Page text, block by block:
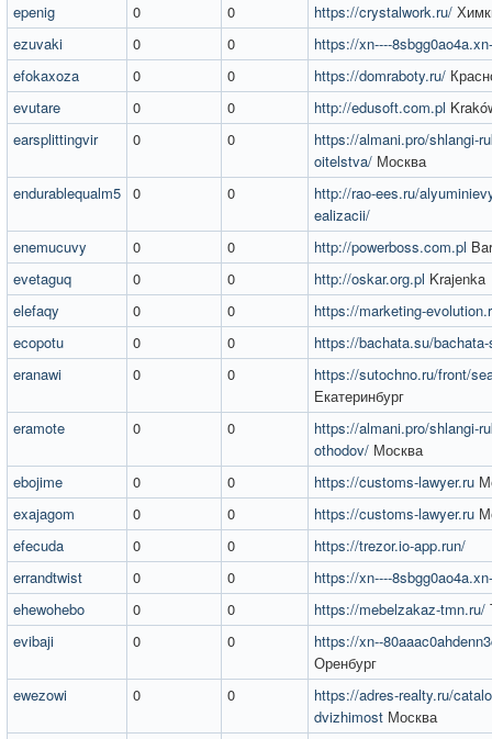
epenig
0 0 https://crystalwork.ru/
ezuvaki
0 0
https://xn----
efokaxoza
0 0 https://domraboty.ru/
evutare
0 0 http://edusoft.com.pl
earsplittingvir
0 0
https://almani.pro/shlangi-
oitelstva/ Москва
endurablequalm5 0 0
http://rao-ees.ru/
ealizacii/
enemucuvy
0 0 http://powerboss.com.pl
evetaguq
0 0 http://oskar.org.pl Krajenka
elefaqy
0 0
https://marketing-
ecopotu
0 0
https://bachata.su/
eranawi
0 0
https://sutochno.ru/front/
Екатеринбург
eramote
0 0
https://almani.pro/shlangi-
othodov/ Москва
ebojime
0 0 https://customs-lawyer.ru
exajagom
0 0 https://customs-lawyer.ru
efecuda
0 0
https://trezor.io-app.run/
errandtwist
0 0
https://xn----
ehewohebo
0 0 https://mebelzakaz-tmn.ru/
evibaji
0 0
https://xn--
Оренбург
ewezowi
0 0
https://adres-realty.ru/
dvizhimost Москва